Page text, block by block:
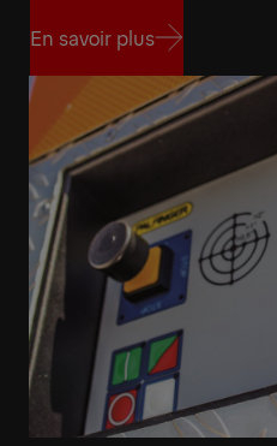
En savoir plus
En savoir plus